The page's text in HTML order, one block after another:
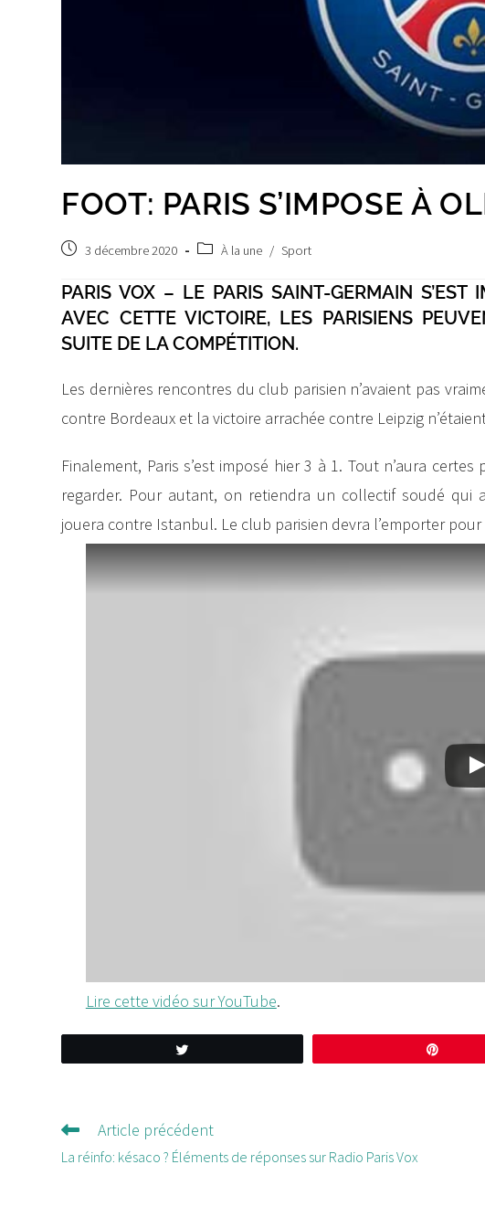
FOOT: PARIS S’IMPOSE À
Post3 décembre 2020
PostÀ la une / Sport
PARIS VOX – LE PARIS SAINT-GERMAIN
AVEC CETTE VICTOIRE, LES PARISIENS
SUITE DE LA COMPÉTITION.
Les dernières rencontres du club parisien n’avaient pas
contre Bordeaux et la victoire arrachée contre Leipzig
Finalement, Paris s’est imposé hier 3 à 1. Tout n’aura
regarder. Pour autant, on retiendra un collectif soudé qui
jouera contre Istanbul. Le club parisien devra l’emporter
Lire cette vidéo sur YouTube.
Lire
d'autres
Article précédent
La réinfo: késaco ? Éléments de réponses sur Radio Paris Vox